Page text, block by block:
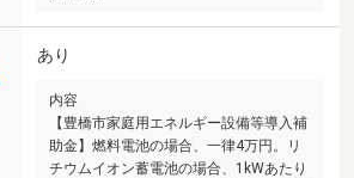
あり
内容
【豊橋市家庭用エネルギー設備等導入補
助金】燃料電池の場合、一律4万円。リ
チウムイオン蓄電池の場合、1kWあたり